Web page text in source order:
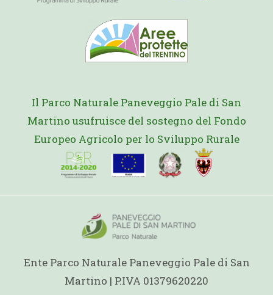
Il Parco Naturale Paneveggio Pale di San
Martino usufruisce del sostegno del Fondo
Europeo Agricolo per lo Sviluppo Rurale
Ente Parco Naturale Paneveggio Pale di San
Martino | P.IVA 01379620220